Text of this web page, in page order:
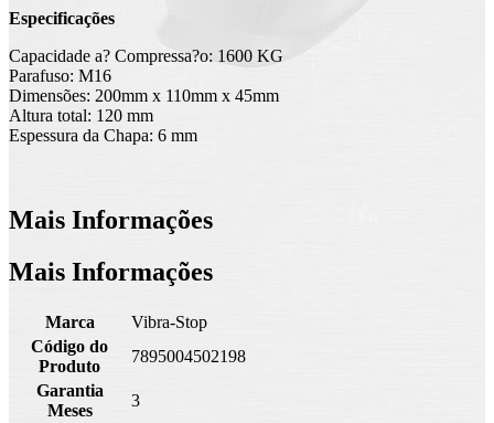
Especificações
Capacidade a? Compressa?o: 1600 KG
Parafuso: M16
Dimensões: 200mm x 110mm x 45mm
Altura total: 120 mm
Espessura da Chapa: 6 mm
Mais Informações
Mais Informações
Marca
Vibra-Stop
Código do
Produto
7895004502198
Garantia
Meses
3